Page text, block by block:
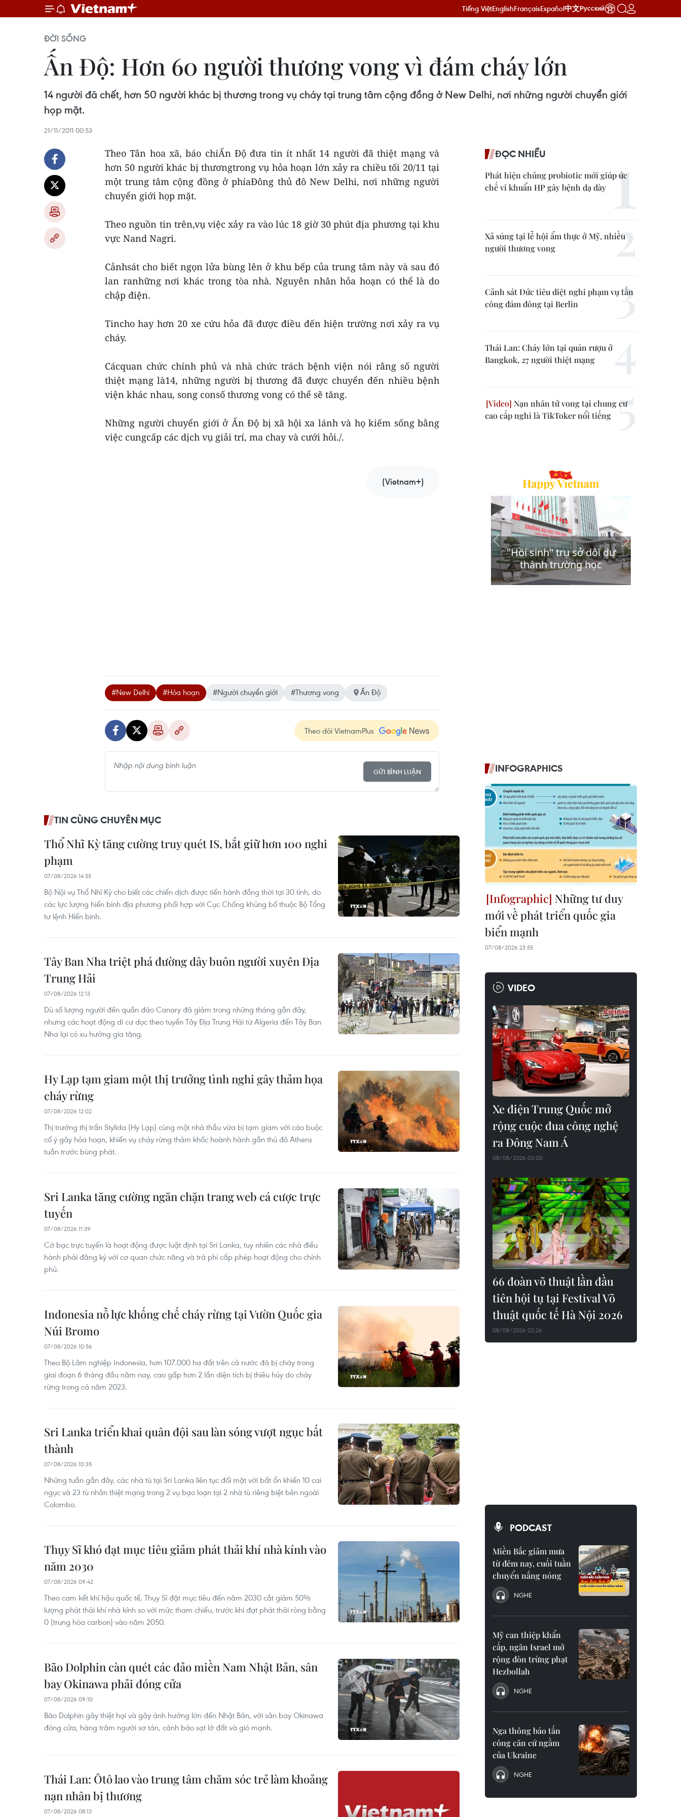
Tiếng ViệtEnglishFrançaisEspañol中文Русский
ĐỜI SỐNG
Ấn Độ: Hơn 60 người thương vong vì đám cháy lớn
14 người đã chết, hơn 50 người khác bị thương trong vụ cháy tại trung tâm cộng đồng ở New Delhi, nơi những người chuyển giới
họp mặt.
21/11/2011 00:53
Theo Tân hoa xã, báo chíẤn Độ đưa tin ít nhất 14 người đã thiệt mạng và
hơn 50 người khác bị thươngtrong vụ hỏa hoạn lớn xảy ra chiều tối 20/11 tại
một trung tâm cộng đồng ở phíaĐông thủ đô New Delhi, nơi những người
chuyển giới họp mặt.
Theo nguồn tin trên,vụ việc xảy ra vào lúc 18 giờ 30 phút địa phương tại khu
vực Nand Nagri.
Cảnhsát cho biết ngọn lửa bùng lên ở khu bếp của trung tâm này và sau đó
lan ranhững nơi khác trong tòa nhà. Nguyên nhân hỏa hoạn có thể là do
chập điện.
Tincho hay hơn 20 xe cứu hỏa đã được điều đến hiện trường nơi xảy ra vụ
cháy.
Cácquan chức chính phủ và nhà chức trách bệnh viện nói rằng số người
thiệt mạng là14, những người bị thương đã được chuyển đến nhiều bệnh
viện khác nhau, song consố thương vong có thể sẽ tăng.
Những người chuyển giới ở Ấn Độ bị xã hội xa lánh và họ kiếm sống bằng
việc cungcấp các dịch vụ giải trí, ma chay và cưới hỏi./.
(Vietnam+)
#New Delhi #Hỏa hoạn #Người chuyển giới #Thương vong Ấn Độ
Theo dõi VietnamPlus
GỬI BÌNH LUẬN
TIN CÙNG CHUYÊN MỤC
Thổ Nhĩ Kỳ tăng cường truy quét IS, bắt giữ hơn 100 nghi
phạm
07/08/2026 14:55
Bộ Nội vụ Thổ Nhĩ Kỳ cho biết các chiến dịch được tiến hành đồng thời tại 30 tỉnh, do
các lực lượng hiến binh địa phương phối hợp với Cục Chống khủng bố thuộc Bộ Tổng
tư lệnh Hiến binh.
Tây Ban Nha triệt phá đường dây buôn người xuyên Địa
Trung Hải
07/08/2026 12:13
Dù số lượng người đến quần đảo Canary đã giảm trong những tháng gần đây,
nhưng các hoạt động di cư dọc theo tuyến Tây Địa Trung Hải từ Algeria đến Tây Ban
Nha lại có xu hướng gia tăng.
Hy Lạp tạm giam một thị trưởng tình nghi gây thảm họa
cháy rừng
07/08/2026 12:02
Thị trưởng thị trấn Stylida (Hy Lạp) cùng một nhà thầu vừa bị tạm giam với cáo buộc
cố ý gây hỏa hoạn, khiến vụ cháy rừng thảm khốc hoành hành gần thủ đô Athens
tuần trước bùng phát.
Sri Lanka tăng cường ngăn chặn trang web cá cược trực
tuyến
07/08/2026 11:39
Cờ bạc trực tuyến là hoạt động được luật định tại Sri Lanka, tuy nhiên các nhà điều
hành phải đăng ký với cơ quan chức năng và trả phí cấp phép hoạt động cho chính
phủ.
Indonesia nỗ lực khống chế cháy rừng tại Vườn Quốc gia
Núi Bromo
07/08/2026 10:56
Theo Bộ Lâm nghiệp Indonesia, hơn 107.000 ha đất trên cả nước đã bị cháy trong
giai đoạn 6 tháng đầu năm nay, cao gấp hơn 2 lần diện tích bị thiêu hủy do cháy
rừng trong cả năm 2023.
Sri Lanka triển khai quân đội sau làn sóng vượt ngục bất
thành
07/08/2026 10:35
Những tuần gần đây, các nhà tù tại Sri Lanka liên tục đối mặt với bất ổn khiến 10 cai
ngục và 23 tù nhân thiệt mạng trong 2 vụ bạo loạn tại 2 nhà tù riêng biệt bên ngoài
Colombo.
Thụy Sĩ khó đạt mục tiêu giảm phát thải khí nhà kính vào
năm 2030
07/08/2026 09:42
Theo cam kết khí hậu quốc tế, Thụy Sĩ đặt mục tiêu đến năm 2030 cắt giảm 50%
lượng phát thải khí nhà kính so với mức tham chiếu, trước khi đạt phát thải ròng bằng
0 (trung hòa carbon) vào năm 2050.
Bão Dolphin càn quét các đảo miền Nam Nhật Bản, sân
bay Okinawa phải đóng cửa
07/08/2026 09:10
Bão Dolphin gây thiệt hại và gây ảnh hưởng lớn đến Nhật Bản, với sân bay Okinawa
đóng cửa, hàng trăm người sơ tán, cảnh báo sạt lở đất và gió mạnh.
Thái Lan: Ôtô lao vào trung tâm chăm sóc trẻ làm khoảng
nạn nhân bị thương
07/08/2026 08:13
ĐỌC NHIỀU
Phát hiện chủng probiotic mới giúp ức
chế vi khuẩn HP gây bệnh dạ dày
Xả súng tại lễ hội ẩm thực ở Mỹ, nhiều
người thương vong
Cảnh sát Đức tiêu diệt nghi phạm vụ tấn
công đám đông tại Berlin
Thái Lan: Cháy lớn tại quán rượu ở
Bangkok, 27 người thiệt mạng
Nạn nhân tử vong tại chung cư
cao cấp nghi là TikToker nổi tiếng
INFOGRAPHICS
Những tư duy
mới về phát triển quốc gia
biển mạnh
07/08/2026 23:55
VIDEO
Xe điện Trung Quốc mở
rộng cuộc đua công nghệ
ra Đông Nam Á
08/08/2026 03:00
66 đoàn võ thuật lần đầu
tiên hội tụ tại Festival Võ
thuật quốc tế Hà Nội 2026
08/08/2026 02:26
PODCAST
Miền Bắc giảm mưa
từ đêm nay, cuối tuần
chuyển nắng nóng
NGHE
Mỹ can thiệp khẩn
cấp, ngăn Israel mở
rộng đòn trừng phạt
Hezbollah
NGHE
Nga thông báo tấn
công căn cứ ngầm
của Ukraine
NGHE